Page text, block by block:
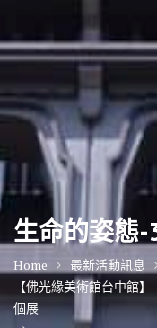
生命的姿態
Home
最新活動訊息
【佛光緣美術館台中館
個展